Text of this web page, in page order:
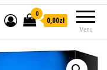
Menu
0
0,00zł